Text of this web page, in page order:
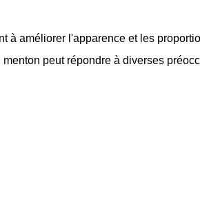
à améliorer l'apparence et les
menton peut répondre à diverses